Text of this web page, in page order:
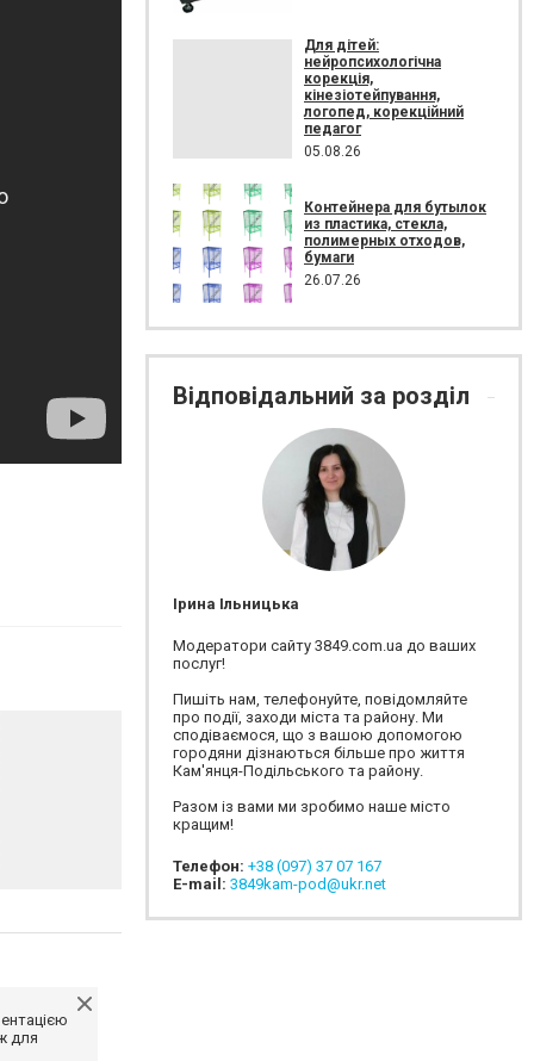
для
Для дітей:
нейропсихологічна
корекція,
кінезіотейпування,
логопед, корекційний
педагог
05.08.26
Контейнера для бутылок
из пластика, стекла,
полимерных отходов,
бумаги
26.07.26
Відповідальний за розділ
Ірина Ільницька
Модератори сайту 3849.com.ua до ваших
послуг!
Пишіть нам, телефонуйте, повідомляйте
про події, заходи міста та району. Ми
сподіваємося, що з вашою допомогою
городяни дізнаються більше про життя
Кам'янця-Подільського та району.
Разом із вами ми зробимо наше місто
кращим!
Телефон: +38 (097) 37 07 167
E-mail: 3849kam-pod@ukr.net